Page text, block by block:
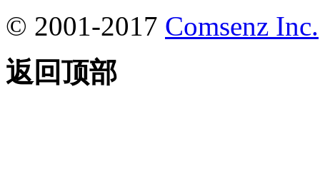
© 2001-2017 Comsenz Inc.
返回顶部